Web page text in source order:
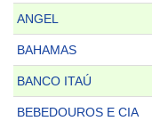
ANGEL
BAHAMAS
BANCO ITAÚ
BEBEDOUROS E CIA